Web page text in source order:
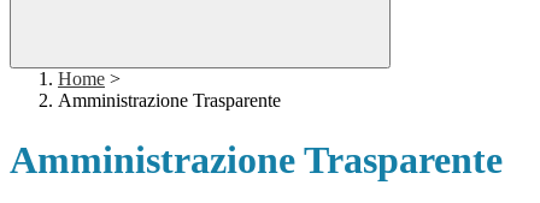
Home >
Amministrazione Trasparente
Amministrazione Trasparente